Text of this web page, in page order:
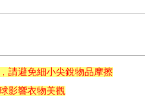
請避免細小尖銳物品摩擦
影響衣物美觀